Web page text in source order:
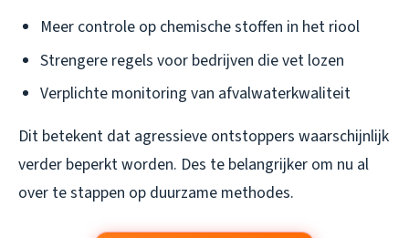
Meer controle op chemische stoffen in het riool
Strengere regels voor bedrijven die vet lozen
Verplichte monitoring van afvalwaterkwaliteit
Dit betekent dat agressieve ontstoppers waarschijnlijk
verder beperkt worden. Des te belangrijker om nu al
over te stappen op duurzame methodes.